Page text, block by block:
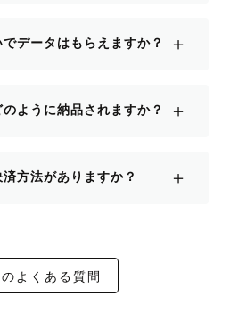
データはもらえますか？ ＋
ように納品されますか？ ＋
方法がありますか？ ＋
よくある質問